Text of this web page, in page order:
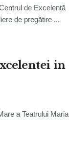
de Excelență
de pregătire ...
in
a Teatrului Maria